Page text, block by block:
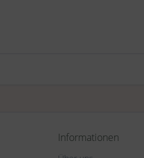
Informationen